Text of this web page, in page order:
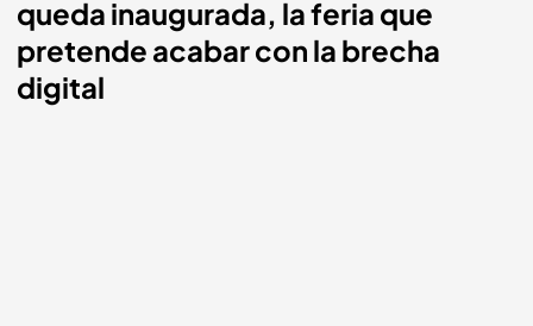
queda inaugurada, la feria que
pretende acabar con la brecha
digital